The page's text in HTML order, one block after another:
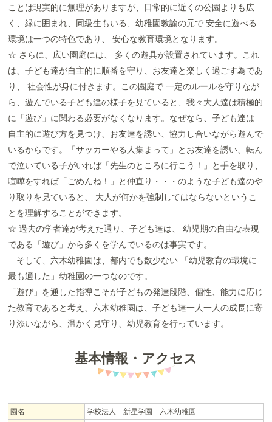
ことは現実的に無理がありますが、日常的に近くの公園よりも広
く、緑に囲まれ、同級生もいる、幼稚園教諭の元で 安全に遊べる
環境は一つの特色であり、 安心な教育環境となります。
☆ さらに、広い園庭には、 多くの遊具が設置されています。これ
は、子ども達が自主的に順番を守り、お友達と楽しく過ごす為であ
り、 社会性が身に付きます。この園庭で 一定のルールを守りなが
ら、遊んでいる子ども達の様子を見ていると、我々大人達は積極的
に「遊び」に関わる必要がなくなります。なぜなら、子ども達は
自主的に遊び方を見つけ、お友達を誘い、協力し合いながら遊んで
いるからです。「サッカーやる人集まって」とお友達を誘い、転ん
で泣いている子がいれば「先生のところに行こう！」と手を取り、
喧嘩をすれば「ごめんね！」と仲直り・・・のような子ども達のや
り取りを見ていると、 大人が何かを強制してはならないというこ
とを理解することができます。
☆ 過去の学者達が考えた通り、子ども達は、 幼児期の自由な表現
である「遊び」から多くを学んでいるのは事実です。
そして、六木幼稚園は、都内でも数少ない 「幼児教育の環境に
最も適した」幼稚園の一つなのです。
「遊び」を通した指導こそが子どもの発達段階、個性、能力に応じ
た教育であると考え、六木幼稚園は、子ども達一人一人の成長に寄
り添いながら、温かく見守り、幼児教育を行っています。
基本情報・アクセス
園名 学校法人 新星学園 六木幼稚園